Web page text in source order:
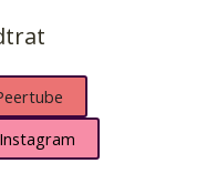
Instagram